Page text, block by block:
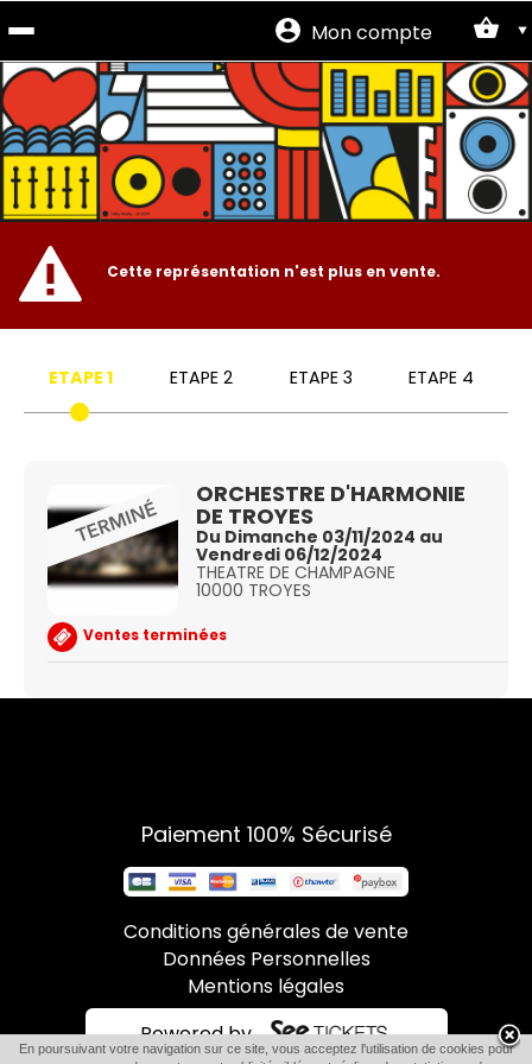
officiel
Mon compte
Cette représentation n'est plus en vente.
ETAPE 1 ETAPE 2 ETAPE 3 ETAPE 4
ORCHESTRE D'HARMONIE
DE TROYES
Du Dimanche 03/11/2024 au
Vendredi 06/12/2024
THEATRE DE CHAMPAGNE
10000 TROYES
Ventes terminées
Paiement 100% Sécurisé
Conditions générales de vente
Données Personnelles
Mentions légales
Powered by
En poursuivant votre navigation sur ce site, vous acceptez l'utilisation de cookies pour